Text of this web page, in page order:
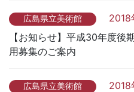
広島県立美術館
2018
【お知らせ】平成30年度
用募集のご案内
広島県立美術館
2018